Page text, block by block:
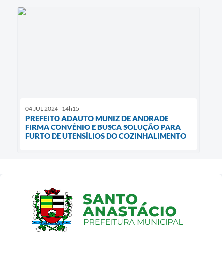
04 JUL 2024 - 14h15
PREFEITO ADAUTO MUNIZ DE ANDRADE
FIRMA CONVÊNIO E BUSCA SOLUÇÃO PARA
FURTO DE UTENSÍLIOS DO COZINHALIMENTO